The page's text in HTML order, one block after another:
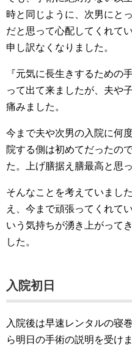
時と同じように、次男にと
だと思って心配してくれて
申し訳なくなりました。
『元気に長生きするための
って出て来ましたが、夫や
痛みました。
今まで夫や次男の入院に何
院する側は初めてだったの
た。上げ膳据え膳最高と思
そんなことを考えていまし
え、今まで頑張ってくれて
いう気持ちが湧き上がって
した。
入院初日
入院後は早速レンタルの寝
ら明日の手術の説明を受けま